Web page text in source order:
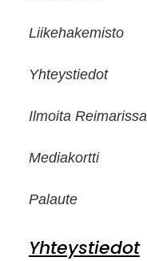
Liikehakemisto
Yhteystiedot
Ilmoita Reimarissa
Mediakortti
Palaute
Yhteystiedot